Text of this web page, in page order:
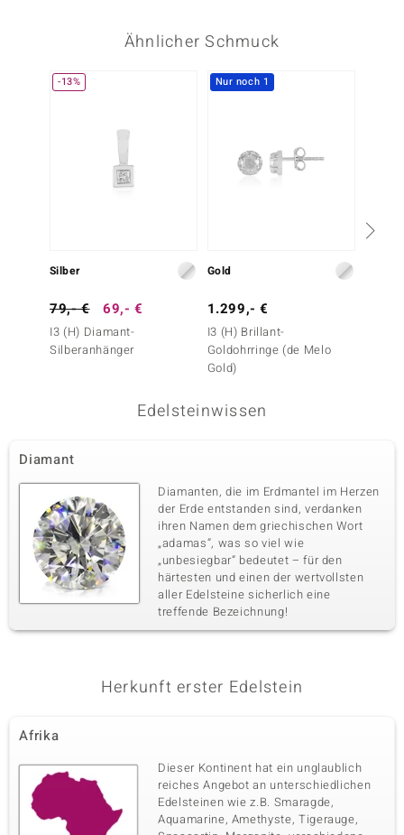
Ähnlicher Schmuck
-13%
Silber
79,- € 69,- €
I3 (H) Diamant-
Silberanhänger
Nur noch 1
Gold
1.299,- €
I3 (H) Brillant-
Goldohrringe (de Melo
Gold)
Edelsteinwissen
Diamant
Diamanten, die im Erdmantel im Herzen
der Erde entstanden sind, verdanken
ihren Namen dem griechischen Wort
„adamas“, was so viel wie
„unbesiegbar“ bedeutet – für den
härtesten und einen der wertvollsten
aller Edelsteine sicherlich eine
treffende Bezeichnung!
Herkunft erster Edelstein
Afrika
Dieser Kontinent hat ein unglaublich
reiches Angebot an unterschiedlichen
Edelsteinen wie z.B. Smaragde,
Aquamarine, Amethyste, Tigerauge,